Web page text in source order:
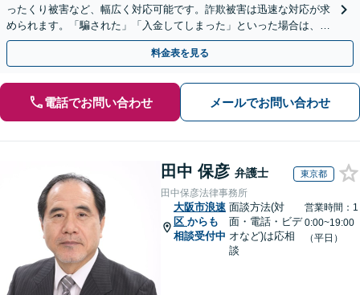
ったくり被害など、幅広く対応可能です。詐欺被害は迅速な対応が求
められます。「騙された」「入金してしまった」といった場合は、お
早めにご相談ください。【電話・メール・WEB相談可】
料金表を見る
電話でお問い合わせ メールでお問い合わせ
田中 保彦 弁護士 東京都
田中保彦法律事務所
大阪市浪速
区 からも
相談受付中
面談方法(対
面・電話・ビデ
オなど)は応相
談
営業時間：1
0:00~19:00
（平日）